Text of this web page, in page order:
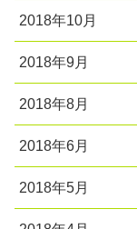
2018年10月
2018年9月
2018年8月
2018年6月
2018年5月